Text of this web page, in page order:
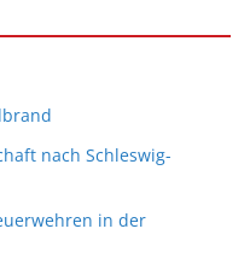
nach Schleswig-
in der